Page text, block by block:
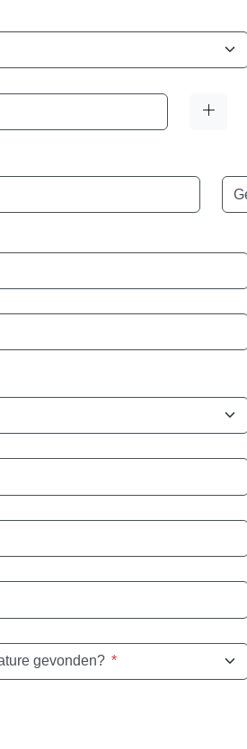
Taal
gevonden? *